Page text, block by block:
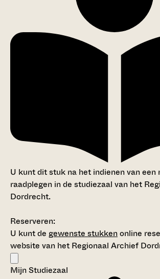
U kunt dit stuk na het indienen van een
raadplegen in de studiezaal van het
Dordrecht.
Reserveren:
U kunt de gewenste stukkenonline
website van het Regionaal Archief
Mijn Studiezaal